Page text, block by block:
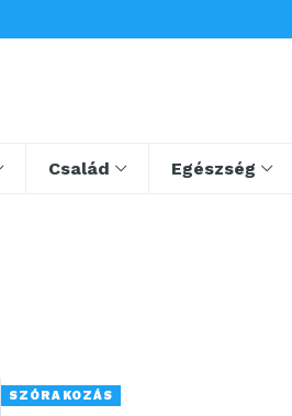
Család Egészség
SZÓRAKOZÁS